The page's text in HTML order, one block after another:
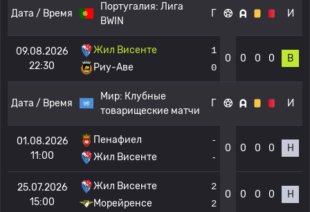
Дата / Время
Португалия: Лига
BWIN
Г И
09.08.2026
22:30
Жил Висенте
Риу-Аве
1
0
0 0 0 0 В
Дата / Время
Мир: Клубные
товарищеские матчи
Г И
01.08.2026
11:00
Пенафиел
Жил Висенте
-
-
0 0 0 0 Н
25.07.2026
15:00
Жил Висенте
Морейренсе
2
2
0 0 0 0 Н